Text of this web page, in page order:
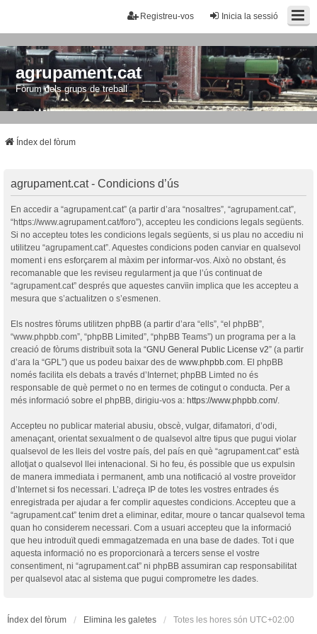
Inicia la sessió
Registreu-vos
agrupament.cat
Fòrum dels grups de treball
Índex del fòrum
agrupament.cat - Condicions d’ús
En accedir a “agrupament.cat” (a partir d’ara “nosaltres”, “agrupament.cat”,
“https://www.agrupament.cat/foro”), accepteu les condicions legals següents.
Si no accepteu totes les condicions legals següents, si us plau no accediu ni
utilitzeu “agrupament.cat”. Aquestes condicions poden canviar en qualsevol
moment i ens esforçarem al màxim per informar-vos. Això no obstant, és
recomanable que les reviseu regularment ja que l’ús continuat de
“agrupament.cat” després que aquestes canvïin implica que les accepteu a
mesura que s’actualitzen o s’esmenen.
Els nostres fòrums utilitzen phpBB (a partir d’ara “ells”, “el phpBB”,
“www.phpbb.com”, “phpBB Limited”, “phpBB Teams”) un programa per a la
creació de fòrums distribuït sota la “GNU General Public License v2” (a partir
d’ara la “GPL”) que us podeu baixar des de www.phpbb.com . El phpBB
només facilita els debats a través d’Internet; phpBB Limted no és
responsable de què permet o no en termes de cotingut o conducta. Per a
més informació sobre el phpBB, dirigiu-vos a: https://www.phpbb.com/.
Accepteu no publicar material abusiu, obscè, vulgar, difamatori, d’odi,
amenaçant, orientat sexualment o de qualsevol altre tipus que pugui violar
qualsevol de les lleis del vostre país, del país en què “agrupament.cat” està
allotjat o qualsevol llei intenacional. Si ho feu, és possible que us expulsin
de manera immediata i permanent, amb una notificació al vostre proveïdor
d’Internet si fos necessari. L’adreça IP de totes les vostres entrades és
enregistrada per ajudar a fer complir aquestes condicions. Accepteu que a
“agrupament.cat” tenim dret a eliminar, editar, moure o tancar qualsevol tema
quan ho considerem necessari. Com a usuari accepteu que la informació
que heu introduït quedi emmagatzemada en una base de dades. Tot i que
aquesta informació no es proporcionarà a tercers sense el vostre
consentiment, ni “agrupament.cat” ni phpBB assumiran cap responsabilitat
per qualsevol atac al sistema que pugui comprometre les dades.
Índex del fòrum Elimina les galetes Totes les hores són UTC+02:00